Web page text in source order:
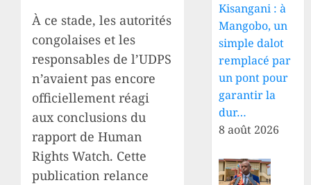
À ce stade, les autorités
congolaises et les
responsables de l’UDPS
n’avaient pas encore
officiellement réagi
aux conclusions du
rapport de Human
Rights Watch. Cette
publication relance
Kisangani : à
Mangobo, un
simple dalot
remplacé par
un pont pour
garantir la
dur…
8 août 2026